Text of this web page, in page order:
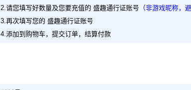
2.请您填写好数量及您要充值的 盛趣通行证账号 （非游戏昵称，
3.再次填写您的 盛趣通行证账号
4.添加到购物车，提交订单，结算付款